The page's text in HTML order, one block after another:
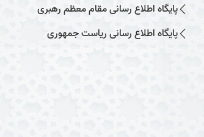
پایگاه اطلاع رسانی مقام معظم رهبری
پایگاه اطلاع رسانی ریاست جمهوری